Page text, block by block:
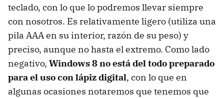
teclado, con lo que lo podremos llevar siempre
con nosotros. Es relativamente ligero (utiliza una
pila AAA en su interior, razón de su peso) y
preciso, aunque no hasta el extremo. Como lado
negativo, Windows 8 no está del todo preparado
para el uso con lápiz digital, con lo que en
algunas ocasiones notaremos que tenemos que